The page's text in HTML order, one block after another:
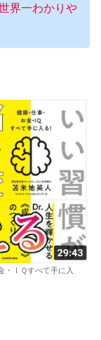
界一わかりや
・ＩＱすべて手に入